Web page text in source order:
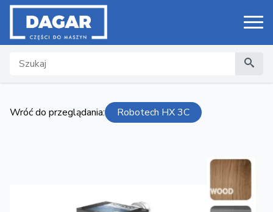
Search
Wróć do przeglądania: Robotech HX 3C